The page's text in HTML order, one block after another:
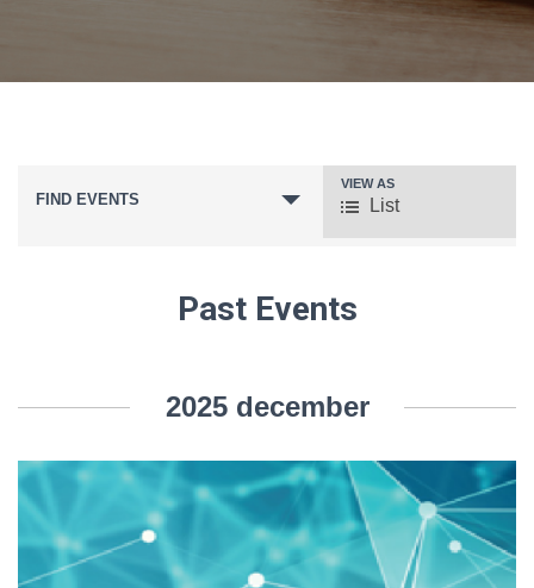
FIND EVENTS
v
e
V
i
e
w
VIEW AS
List
Past Events
Navigation
2025 december